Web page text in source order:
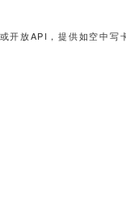
开放API，提供如空中写